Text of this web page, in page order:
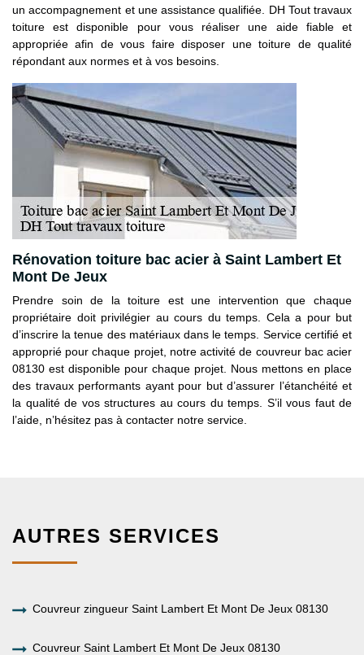
un accompagnement et une assistance qualifiée. DH Tout travaux
toiture est disponible pour vous réaliser une aide fiable et
appropriée afin de vous faire disposer une toiture de qualité
répondant aux normes et à vos besoins.
Rénovation toiture bac acier à Saint Lambert Et
Mont De Jeux
Prendre soin de la toiture est une intervention que chaque
propriétaire doit privilégier au cours du temps. Cela a pour but
d’inscrire la tenue des matériaux dans le temps. Service certifié et
approprié pour chaque projet, notre activité de couvreur bac acier
08130 est disponible pour chaque projet. Nous mettons en place
des travaux performants ayant pour but d’assurer l’étanchéité et
la qualité de vos structures au cours du temps. S’il vous faut de
l’aide, n’hésitez pas à contacter notre service.
AUTRES SERVICES
Couvreur zingueur Saint Lambert Et Mont De Jeux 08130
Couvreur Saint Lambert Et Mont De Jeux 08130